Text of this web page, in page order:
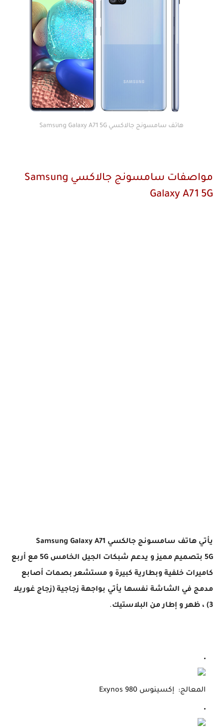
هاتف سامسونج جالاكسي Samsung Galaxy A71 5G
مواصفات سامسونج جالاكسي Samsung
Galaxy A71 5G
يأتي هاتف سامسونج جالكسي Samsung Galaxy A71
5G بتصميم مميز و يدعم شبكات الجيل الخامس 5G مع أربع
كاميرات خلفية وبطارية كبيرة و مستشعر بصمات أصابع
مدمج في الشاشة نفسها يأتي بواجهة زجاجية (زجاج غوريلا
3) ، ظهر
و إطار من البلاستيك.
المعالج: إكسينوس Exynos 980